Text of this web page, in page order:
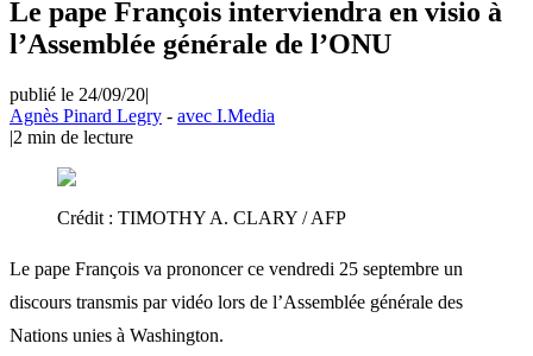
Le pape François interviendra en visio à
l’Assemblée générale de l’ONU
publié le 24/09/20|
Agnès Pinard Legry - avec I.Media
|2 min de lecture
Crédit : TIMOTHY A. CLARY / AFP
Le pape François va prononcer ce vendredi 25 septembre un
discours transmis par vidéo lors de l’Assemblée générale des
Nations unies à Washington.